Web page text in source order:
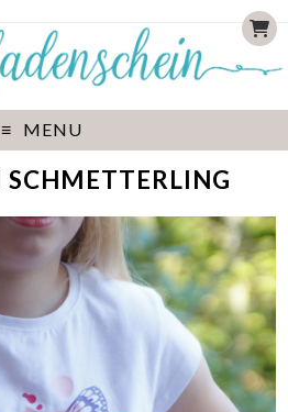
MENU
SCHMETTERLING